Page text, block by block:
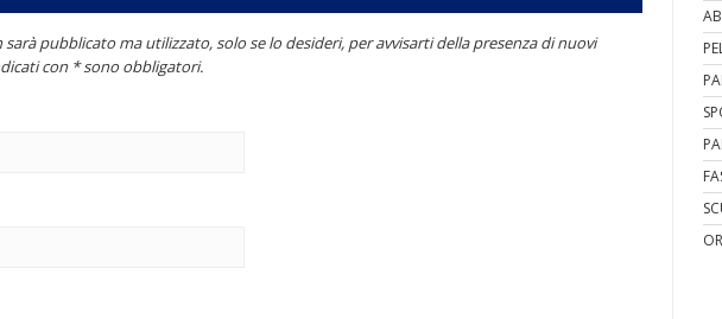
pubblicato ma utilizzato, solo se lo desideri, per avvisarti della presenza di nuovi
con * sono obbligatori.